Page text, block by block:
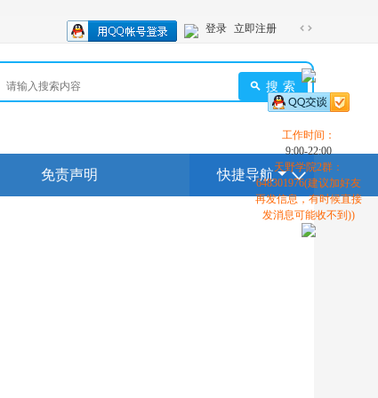
换
到
宽
版
登录 立即注册
搜索
免责声明 快捷导航
工作时间：
9:00-22:00
天野学院2群：
648301976(建议加好友
再发信息，有时候直接
发消息可能收不到))